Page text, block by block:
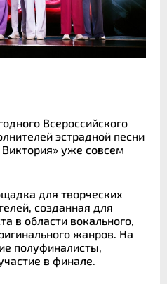
Всероссийского
эстрадной песни
Виктория» уже совсем
для творческих
созданная для
в области вокального,
жанров. На
полуфиналисты,
в финале.